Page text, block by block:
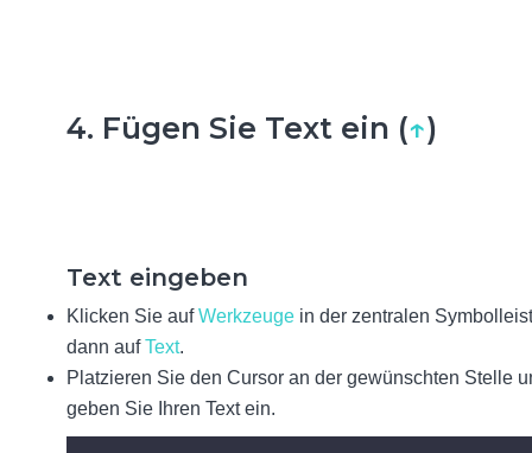
4. Fügen Sie Text ein (↑)
Text eingeben
Klicken Sie aufWerkzeuge in der zentralen
dann aufText.
Platzieren Sie den Cursor an der gewünschten Stelle
geben Sie Ihren Text ein.